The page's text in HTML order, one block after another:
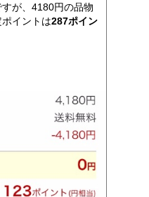
が、4180円の品物
イントは287ポイン